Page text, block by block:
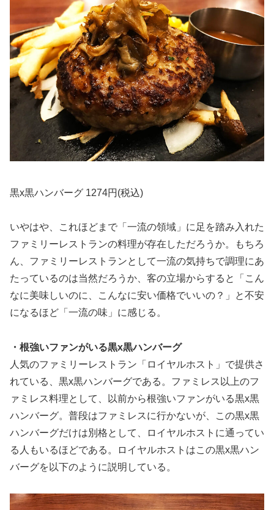
黒x黒ハンバーグ 1274円(税込)
いやはや、これほどまで「一流の領域」に足を踏み入れた
ファミリーレストランの料理が存在しただろうか。もちろ
ん、ファミリーレストランとして一流の気持ちで調理にあ
たっているのは当然だろうか、客の立場からすると「こん
なに美味しいのに、こんなに安い価格でいいの？」と不安
になるほど「一流の味」に感じる。
・根強いファンがいる黒x黒ハンバーグ
人気のファミリーレストラン「ロイヤルホスト」で提供さ
れている、黒x黒ハンバーグである。ファミレス以上のフ
ァミレス料理として、以前から根強いファンがいる黒x黒
ハンバーグ。普段はファミレスに行かないが、この黒x黒
ハンバーグだけは別格として、ロイヤルホストに通ってい
る人もいるほどである。ロイヤルホストはこの黒x黒ハン
バーグを以下のように説明している。